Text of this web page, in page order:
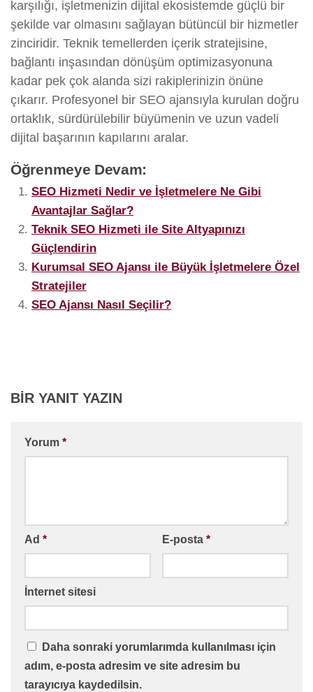
karşılığı, işletmenizin dijital ekosistemde güçlü bir
şekilde var olmasını sağlayan bütüncül bir hizmetler
zinciridir. Teknik temellerden içerik stratejisine,
bağlantı inşasından dönüşüm optimizasyonuna
kadar pek çok alanda sizi rakiplerinizin önüne
çıkarır. Profesyonel bir SEO ajansıyla kurulan doğru
ortaklık, sürdürülebilir büyümenin ve uzun vadeli
dijital başarının kapılarını aralar.
Öğrenmeye Devam:
SEO Hizmeti Nedir ve İşletmelere Ne Gibi
Avantajlar Sağlar?
Teknik SEO Hizmeti ile Site Altyapınızı
Güçlendirin
Kurumsal SEO Ajansı ile Büyük İşletmelere Özel
Stratejiler
SEO Ajansı Nasıl Seçilir?
BIR YANIT YAZIN
Yorum *
Ad * E-posta *
İnternet sitesi
Daha sonraki yorumlarımda kullanılması için
adım, e-posta adresim ve site adresim bu
tarayıcıya kaydedilsin.